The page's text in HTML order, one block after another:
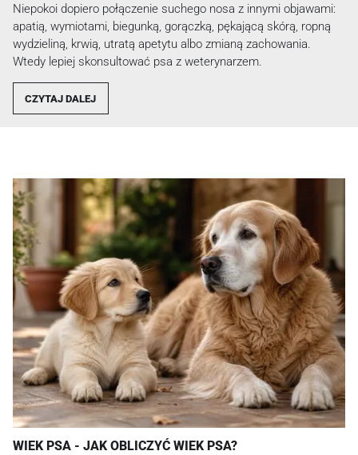
Niepokoi dopiero połączenie suchego nosa z innymi objawami:
apatią, wymiotami, biegunką, gorączką, pękającą skórą, ropną
wydzieliną, krwią, utratą apetytu albo zmianą zachowania.
Wtedy lepiej skonsultować psa z weterynarzem.
CZYTAJ DALEJ
WIEK PSA - JAK OBLICZYĆ WIEK PSA?